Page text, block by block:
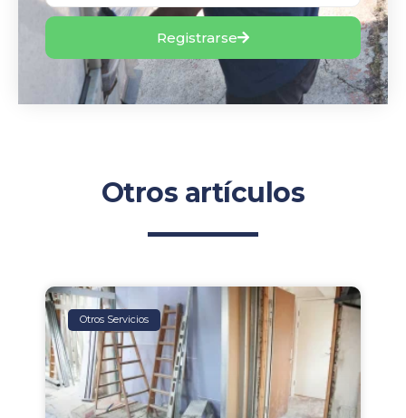
Registrarse
Otros artículos
Otros Servicios